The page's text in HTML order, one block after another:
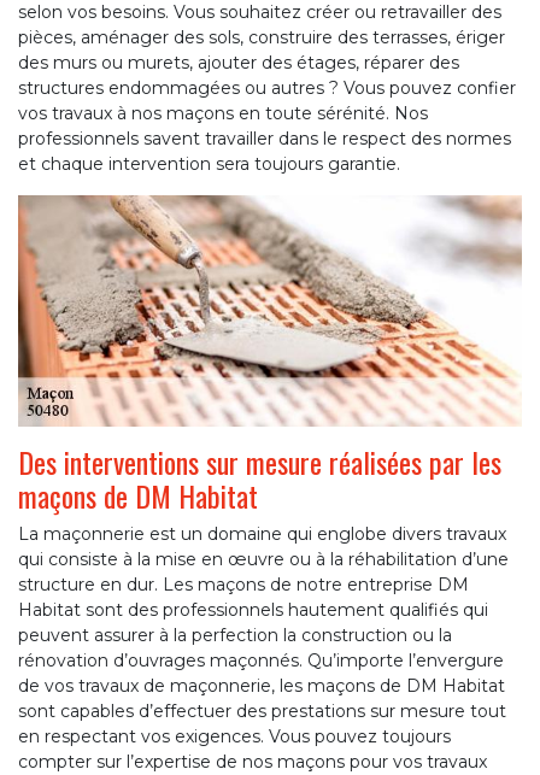
selon vos besoins. Vous souhaitez créer ou retravailler des
pièces, aménager des sols, construire des terrasses, ériger
des murs ou murets, ajouter des étages, réparer des
structures endommagées ou autres ? Vous pouvez confier
vos travaux à nos maçons en toute sérénité. Nos
professionnels savent travailler dans le respect des normes
et chaque intervention sera toujours garantie.
Des interventions sur mesure réalisées par les
maçons de DM Habitat
La maçonnerie est un domaine qui englobe divers travaux
qui consiste à la mise en œuvre ou à la réhabilitation d’une
structure en dur. Les maçons de notre entreprise DM
Habitat sont des professionnels hautement qualifiés qui
peuvent assurer à la perfection la construction ou la
rénovation d’ouvrages maçonnés. Qu’importe l’envergure
de vos travaux de maçonnerie, les maçons de DM Habitat
sont capables d’effectuer des prestations sur mesure tout
en respectant vos exigences. Vous pouvez toujours
compter sur l’expertise de nos maçons pour vos travaux